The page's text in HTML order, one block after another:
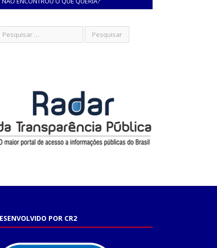
POR CR2